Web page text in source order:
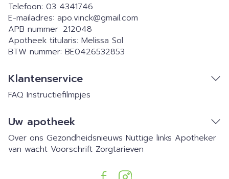
Telefoon: 03 4341746
E-mailadres: apo.vinck@gmail.com
APB nummer: 212048
Apotheek titularis: Melissa Sol
BTW nummer: BE0426532853
Klantenservice
FAQ Instructiefilmpjes
Uw apotheek
Over ons Gezondheidsnieuws Nuttige links Apotheker
van wacht Voorschrift Zorgtarieven